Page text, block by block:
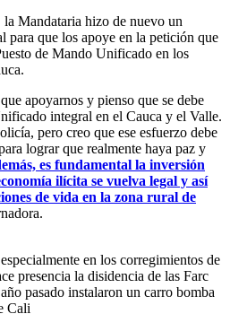
Mandataria hizo de nuevo un
para que los apoye en la petición que
de Mando Unificado en los
apoyarnos y pienso que se debe
integral en el Cauca y el Valle.
pero creo que ese esfuerzo debe
lograr que realmente haya paz y
es fundamental la inversión
ilícita se vuelva legal y así
de vida en la zona rural de
en los corregimientos de
presencia la disidencia de las Farc
pasado instalaron un carro bomba
Cali